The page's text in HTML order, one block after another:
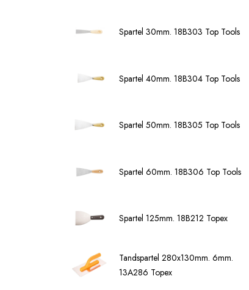
Spartel 30mm. 18B303 Top Tools
Spartel 40mm. 18B304 Top Tools
Spartel 50mm. 18B305 Top Tools
Spartel 60mm. 18B306 Top Tools
Spartel 125mm. 18B212 Topex
Tandspartel 280x130mm. 6mm.
13A286 Topex